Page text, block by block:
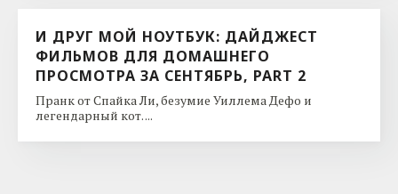
И ДРУГ МОЙ НОУТБУК: ДАЙДЖЕСТ
ФИЛЬМОВ ДЛЯ ДОМАШНЕГО
ПРОСМОТРА ЗА СЕНТЯБРЬ, PART 2
Пранк от Спайка Ли, безумие Уиллема Дефо и
легендарный кот. ...